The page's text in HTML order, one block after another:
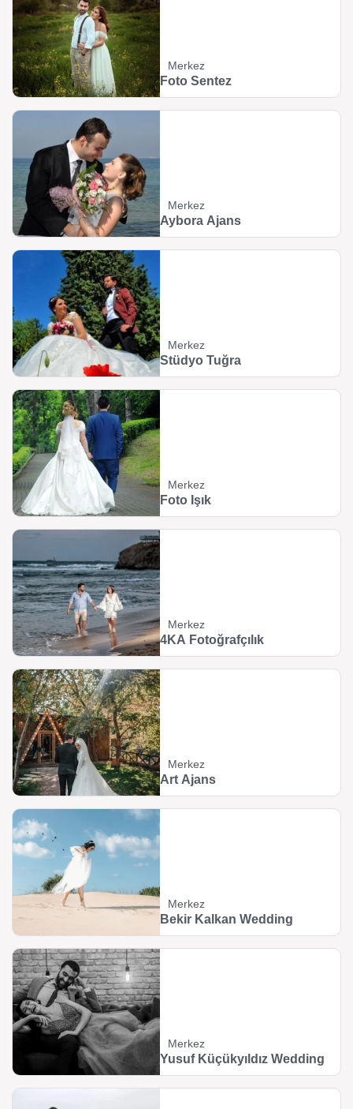
Merkez
Foto Sentez
Merkez
Aybora Ajans
Merkez
Stüdyo Tuğra
Merkez
Foto Işık
Merkez
4KA Fotoğrafçılık
Merkez
Art Ajans
Merkez
Bekir Kalkan Wedding
Merkez
Yusuf Küçükyıldız Wedding